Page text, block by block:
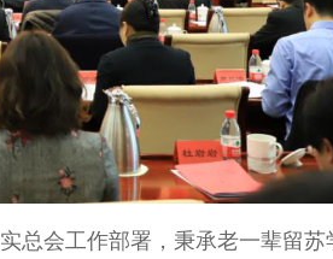
总会工作部署，秉承老一辈留苏